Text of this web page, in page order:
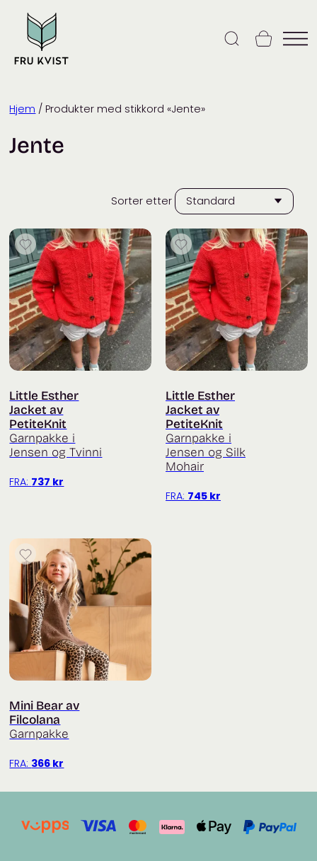
content
Hjem / Produkter med stikkord «Jente»
Jente
Sorter etter
Little Esther
Jacket av
PetiteKnit
Garnpakke i
Jensen og Tvinni
FRA: 737 kr
Little Esther
Jacket av
PetiteKnit
Garnpakke i
Jensen og Silk
Mohair
FRA: 745 kr
Mini Bear av
Filcolana
Garnpakke
FRA: 366 kr